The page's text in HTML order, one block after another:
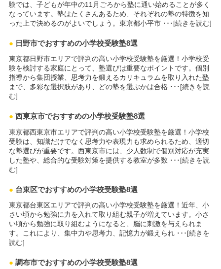
験では、子どもが年中の11月ごろから塾に通い始めることが多く
なっています。塾はたくさんあるため、それぞれの塾の特徴を知
った上で決めるのがよいでしょう。東京都小平市 ･･･[続きを読む]
● 日野市でおすすめの小学校受験塾8選
東京都日野市エリアで評判の高い小学校受験塾を厳選！小学校受
験を検討する家庭にとって、塾選びは重要なポイントです。個別
指導から集団授業、思考力を鍛えるカリキュラムを取り入れた塾
まで、多彩な選択肢があり、どの塾を選ぶかは合格 ･･･[続きを読
む]
● 西東京市でおすすめの小学校受験塾8選
東京都西東京市エリアで評判の高い小学校受験塾を厳選！小学校
受験は、知識だけでなく思考力や表現力も求められるため、適切
な塾選びが重要です。西東京市には、少人数制で個別対応が充実
した塾や、総合的な受験対策を提供する教室が多数 ･･･[続きを読
む]
● 台東区でおすすめの小学校受験塾8選
東京都台東区エリアで評判の高い小学校受験塾を厳選！近年、小
さい頃から勉強に力を入れて取り組む親子が増えています。小さ
い頃から勉強に取り組むようになると、脳に刺激を与えられま
す。これにより、集中力や思考力、記憶力が鍛えられ ･･･[続きを
読む]
● 調布市でおすすめの小学校受験塾8選